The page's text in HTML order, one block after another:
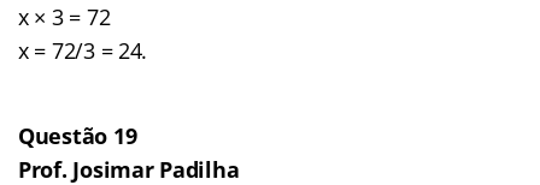
x × 3 = 72
x = 72/3 = 24.
Questão 19
Prof. Josimar Padilha